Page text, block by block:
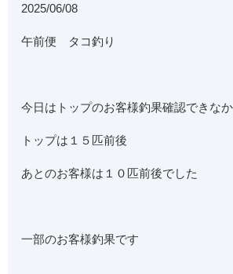
2025/06/08
午前便 タコ釣り
今日はトップのお客様釣果確認できな
トップは１５匹前後
あとのお客様は１０匹前後でした
一部のお客様釣果です